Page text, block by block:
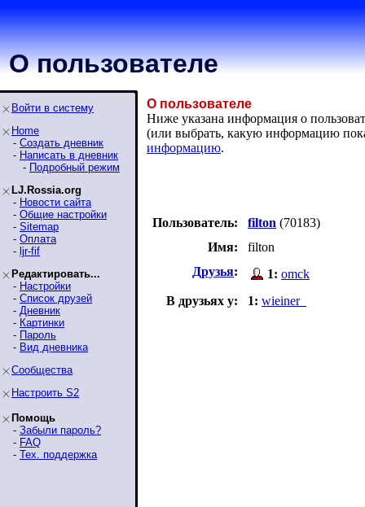
О пользователе
Войти в систему
Home
- Создать дневник
- Написать в дневник
- Подробный режим
LJ.Rossia.org
- Новости сайта
- Общие настройки
- Sitemap
- Оплата
- ljr-fif
Редактировать...
- Настройки
- Список друзей
- Дневник
- Картинки
- Пароль
- Вид дневника
Сообщества
Настроить S2
Помощь
- Забыли пароль?
- FAQ
- Тех. поддержка
О пользователе
Ниже указана информация о
(или выбрать, какую информацию
информацию.
Пользователь: filton (70183)
Имя:
filton
Друзья: 1: omck
В друзьях у:
1: wieiner_